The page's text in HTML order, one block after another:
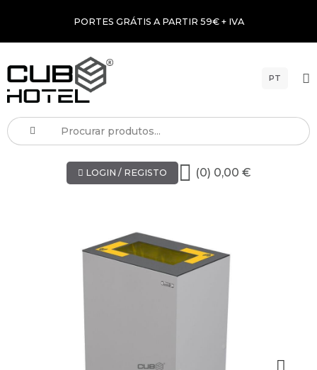
PORTES GRÁTIS A PARTIR 59€ + IVA
PT
LOGIN / REGISTO (0) 0,00 €